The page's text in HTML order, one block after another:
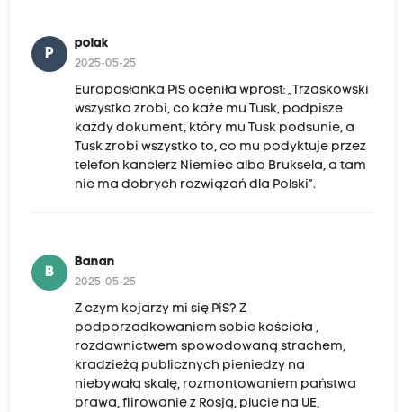
P
polak
2025-05-25
Europosłanka PiS oceniła wprost: „Trzaskowski
wszystko zrobi, co każe mu Tusk, podpisze
każdy dokument, który mu Tusk podsunie, a
Tusk zrobi wszystko to, co mu podyktuje przez
telefon kanclerz Niemiec albo Bruksela, a tam
nie ma dobrych rozwiązań dla Polski”.
B
Banan
2025-05-25
Z czym kojarzy mi się PiS? Z
podporzadkowaniem sobie kościoła ,
rozdawnictwem spowodowaną strachem,
kradzieżą publicznych pieniedzy na
niebywałą skalę, rozmontowaniem państwa
prawa, flirowanie z Rosją, plucie na UE,